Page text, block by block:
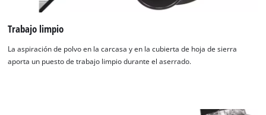
Trabajo limpio
La aspiración de polvo en la carcasa y en la cubierta de hoja de sierra
aporta un puesto de trabajo limpio durante el aserrado.